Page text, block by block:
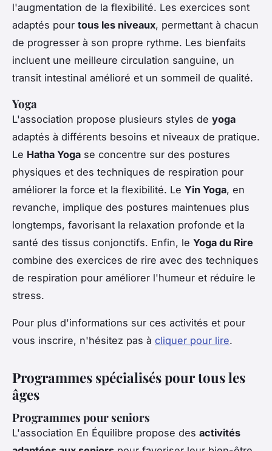
l'augmentation de la flexibilité. Les exercices sont
adaptés pour tous les niveaux, permettant à chacun
de progresser à son propre rythme. Les bienfaits
incluent une meilleure circulation sanguine, un
transit intestinal amélioré et un sommeil de qualité.
Yoga
L'association propose plusieurs styles de yoga
adaptés à différents besoins et niveaux de pratique.
Le Hatha Yoga se concentre sur des postures
physiques et des techniques de respiration pour
améliorer la force et la flexibilité. Le Yin Yoga, en
revanche, implique des postures maintenues plus
longtemps, favorisant la relaxation profonde et la
santé des tissus conjonctifs. Enfin, le Yoga du Rire
combine des exercices de rire avec des techniques
de respiration pour améliorer l'humeur et réduire le
stress.
Pour plus d'informations sur ces activités et pour
vous inscrire, n'hésitez pas à cliquer pour lire.
Programmes spécialisés pour tous les
âges
Programmes pour seniors
L'association En Équilibre propose des activités